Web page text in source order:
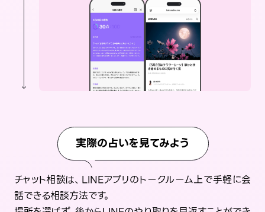
実際の占いを見てみよう
チャット相談は、LINEアプリのトークルーム上で手軽に会
話できる相談方法です。